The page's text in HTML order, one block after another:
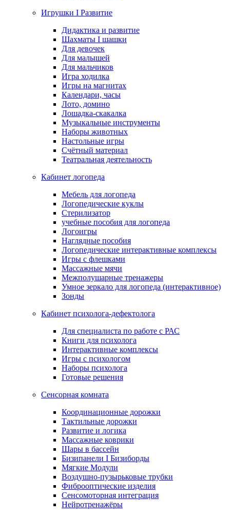
Игрушки I Развитие
Дидактика и развитие
Шахматы I шашки
Для девочек
Для малышей
Для мальчиков
Игра ходилка
Игры на магнитах
Календари, часы
Лото, домино
Лошадка-скакалка
Музыкальные инструменты
Наборы животных
Настольные игры
Счётный материал
Театральная деятельность
Кабинет логопеда
Мебель для логопеда
Логопедические куклы
Стерилизатор
учебные пособия для логопеда
Логоигры
Наглядные пособия
Логопедические интерактивные комплексы
Игры с флешками
Массажные мячи
Межполушарные тренажеры
Умное зеркало для логопеда (интерактивное)
Зонды
Кабинет психолога-дефектолога
Для специалиста по работе с РАС
Книги для психолога
Интерактивные комплексы
Игры с психологом
Наборы психолога
Готовые решения
Сенсорная комната
Координационные дорожки
Тактильные дорожки
Развитие и логика
Массажные коврики
Шары в бассейн
Бизипанели I Бизиборды
Мягкие Модули
Воздушно-пузырьковые трубки
Фиброоптические изделия
Сенсомоторная интеграция
Нейротренажёры